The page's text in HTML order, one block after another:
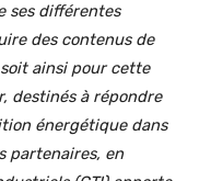
ses différentes
des contenus de
ainsi pour cette
destinés à répondre
énergétique dans
partenaires, en